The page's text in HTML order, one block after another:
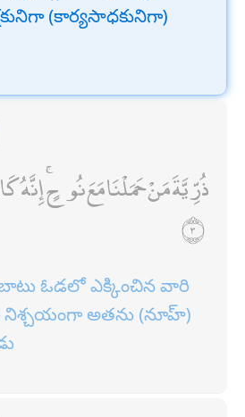
(కార్యసాధకునిగా)
ذُرِّيَّةَ مَنْ حَمَلْنَا مَعَ نُوحٍ
ఓడలో ఎక్కించిన వారి
అతను (నూహ్)